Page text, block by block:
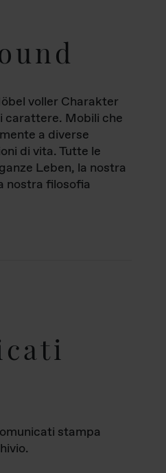
voller Charakter
carattere. Mobili che
a diverse
di vita. Tutte le
Leben, la nostra
nostra filosofia
stampa